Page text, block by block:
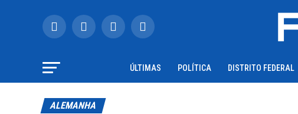
ÚLTIMAS POLÍTICA DISTRITO FEDERAL
ALEMANHA